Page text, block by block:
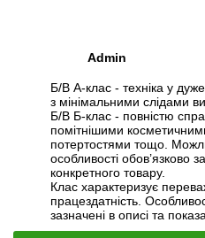
Admin
Б/В А-клас - техніка у
з мінімальними слідами
Б/В Б-клас - повністю
помітнішими
потертостями тощо.
особливості обов’язково
конкретного товару.
Клас характеризує
працездатність.
зазначені в описі та